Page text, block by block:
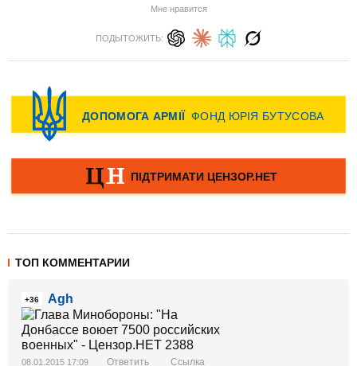
Мне нравится
ПОДЫТОЖИТЬ:
ТОП КОММЕНТАРИИ
+36 Agh
08.01.2015 17:09 Ответить Ссылка